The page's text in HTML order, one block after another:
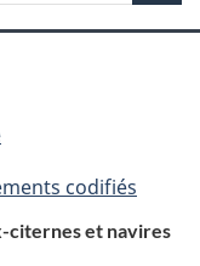
codifiés
citernes et navires